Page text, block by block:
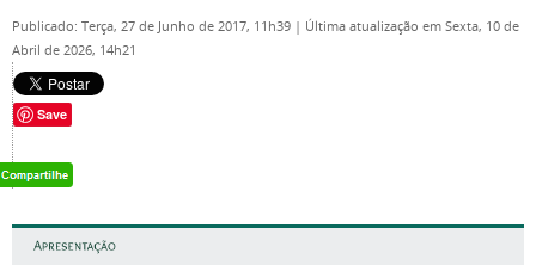
Publicado: Terça, 27 de Junho de 2017, 11h39 | Última atualização em Sexta, 10 de
Abril de 2026, 14h21
Save